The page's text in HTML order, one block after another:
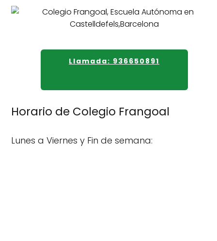
Llamada: 936650891
Horario de Colegio Frangoal
Lunes a Viernes y Fin de semana: